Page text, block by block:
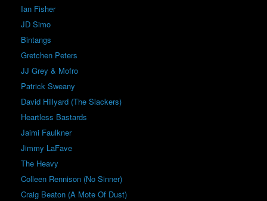
Ian Fisher
JD Simo
Bintangs
Gretchen Peters
JJ Grey & Mofro
Patrick Sweany
David Hillyard (The Slackers)
Heartless Bastards
Jaimi Faulkner
Jimmy LaFave
The Heavy
Colleen Rennison (No Sinner)
Craig Beaton (A Mote Of Dust)